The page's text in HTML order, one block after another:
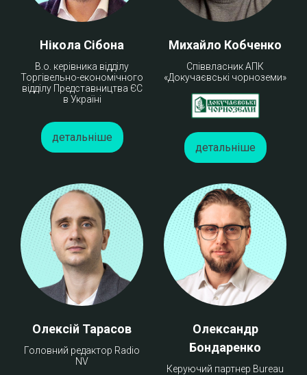
Нікола Сібона
В.о. керівника відділу
Торгівельно-економічного
відділу Представництва ЄС
в Україні
детальніше
Михайло Кобченко
Співвласник АПК
«Докучаєвські чорноземи»
детальніше
Олексій Тарасов
Головний редактор Radio
NV
Олександр
Бондаренко
Керуючий партнер Bureau